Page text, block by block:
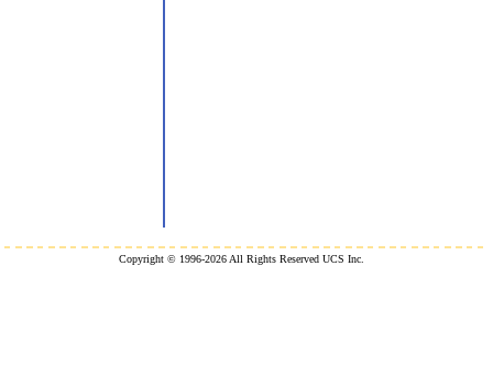
Copyright © 1996-2026 All Rights Reserved UCS Inc.